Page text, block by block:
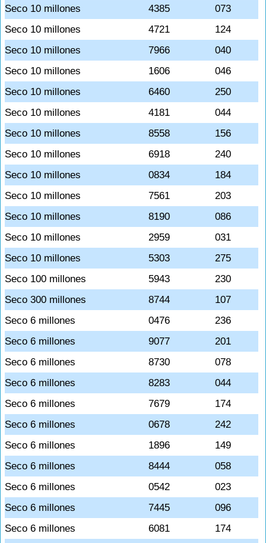
Seco 10 millones
4385
073
Seco 10 millones
4721
124
Seco 10 millones
7966
040
Seco 10 millones
1606
046
Seco 10 millones
6460
250
Seco 10 millones
4181
044
Seco 10 millones
8558
156
Seco 10 millones
6918
240
Seco 10 millones
0834
184
Seco 10 millones
7561
203
Seco 10 millones
8190
086
Seco 10 millones
2959
031
Seco 10 millones
5303
275
Seco 100 millones
5943
230
Seco 300 millones
8744
107
Seco 6 millones
0476
236
Seco 6 millones
9077
201
Seco 6 millones
8730
078
Seco 6 millones
8283
044
Seco 6 millones
7679
174
Seco 6 millones
0678
242
Seco 6 millones
1896
149
Seco 6 millones
8444
058
Seco 6 millones
0542
023
Seco 6 millones
7445
096
Seco 6 millones
6081
174